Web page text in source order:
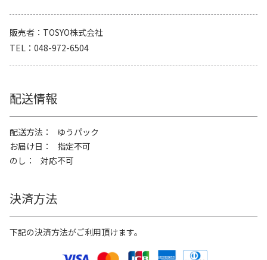
販売者
TOSYO株式会社
TEL
048-972-6504
配送情報
配送方法
ゆうパック
お届け日
指定不可
のし
対応不可
決済方法
下記の決済方法がご利用頂けます。